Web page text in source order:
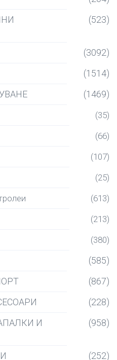
(523)
(3092)
(1514)
(1469)
(35)
(66)
(107)
(25)
(613)
(213)
(380)
(585)
(867)
(228)
И
(958)
(252)